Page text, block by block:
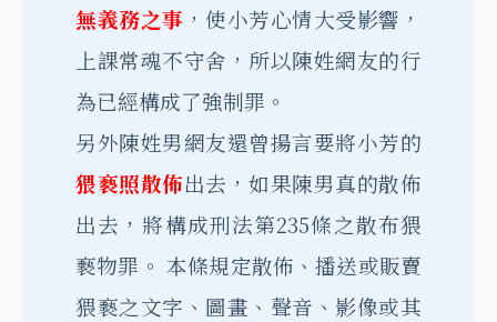
無義務之事 ，使小芳心情大受影響，
上課常魂不守舍，所以陳姓網友的行
為已經構成了強制罪。
另外陳姓男網友還曾揚言要將小芳的
猥褻照散佈出去，如果陳男真的散佈
出去，將構成刑法第235條之散布猥
褻物罪。 本條規定散佈、播送或販賣
猥褻之文字、圖畫、聲音、影像或其